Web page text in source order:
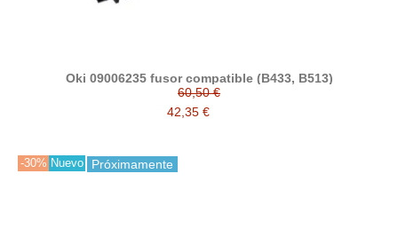
Oki 09006235 fusor compatible (B433, B513)
60,50 €
42,35 €
-30% Nuevo Próximamente